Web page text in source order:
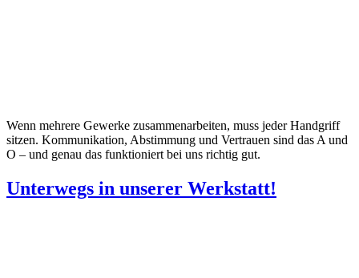
Wenn mehrere Gewerke zusammenarbeiten, muss jeder Handgriff
sitzen. Kommunikation, Abstimmung und Vertrauen sind das A und
O – und genau das funktioniert bei uns richtig gut.
Unterwegs in unserer Werkstatt!